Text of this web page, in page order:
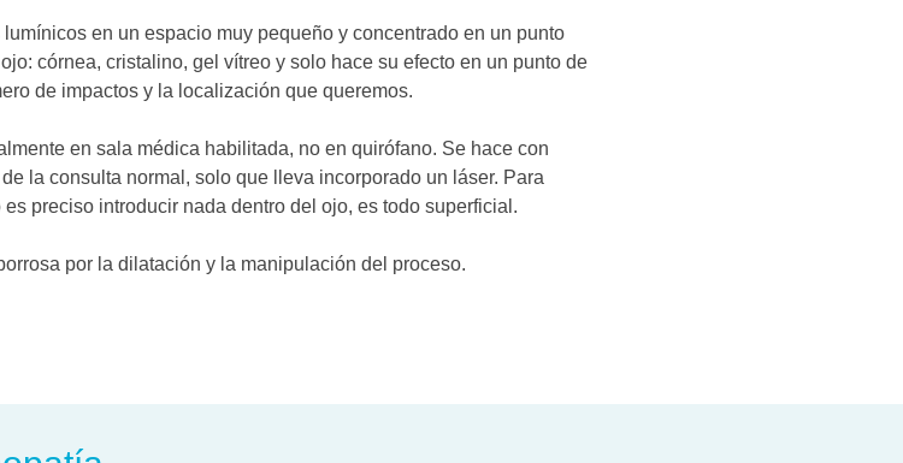
en un espacio muy pequeño y concentrado en un punto
córnea, cristalino, gel vítreo y solo hace su efecto en un punto de
de impactos y la localización que queremos.
en sala médica habilitada, no en quirófano. Se hace con
la consulta normal, solo que lleva incorporado un láser. Para
preciso introducir nada dentro del ojo, es todo superficial.
por la dilatación y la manipulación del proceso.